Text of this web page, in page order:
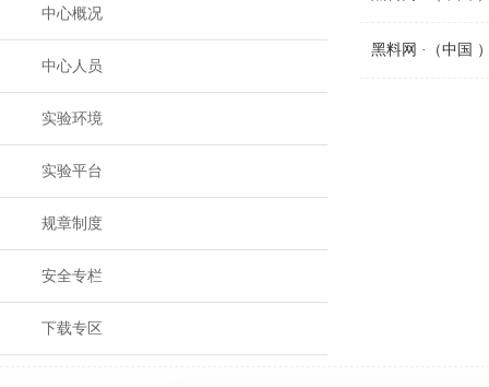
中心概况
中心人员
实验环境
实验平台
规章制度
安全专栏
下载专区
黑料网 ·（中国